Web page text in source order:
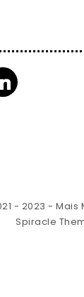
- 2023 - Mais
Spiracle